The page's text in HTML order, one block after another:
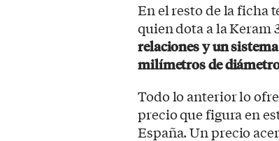
En el resto de la ficha
quien dota a la Keram
relaciones y un
milímetros de
Todo lo anterior lo
precio que figura en
España. Un precio